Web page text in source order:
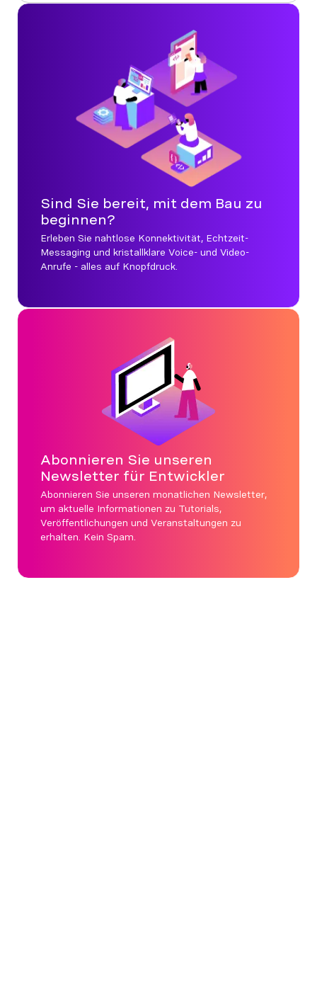
Sind Sie bereit, mit dem Bau zu
beginnen?
Erleben Sie nahtlose Konnektivität, Echtzeit-
Messaging und kristallklare Voice- und Video-
Anrufe - alles auf Knopfdruck.
Abonnieren Sie unseren
Newsletter für Entwickler
Abonnieren Sie unseren monatlichen Newsletter,
um aktuelle Informationen zu Tutorials,
Veröffentlichungen und Veranstaltungen zu
erhalten. Kein Spam.